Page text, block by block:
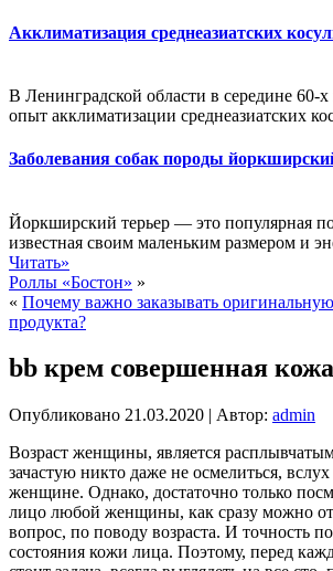
Акклиматизация среднеазиатских
В Ленинградской области в середине 60-х
опыт акклиматизации среднеазиатских
Заболевания собак породы
Йоркширский терьер — это популярная
известная своим маленьким размером и
Читать»
Роллы «Бостон» »
« Почему важно заказывать
продукта?
bb крем совершенная кожа
Опубликовано 21.03.2020 | Автор: admin
Возраст женщины, является
зачастую никто даже не осмелиться, вслух
женщине. Однако, достаточно только
лицо любой женщины, как сразу можно
вопрос, по поводу возраста. И точность
состояния кожи лица. Поэтому, перед